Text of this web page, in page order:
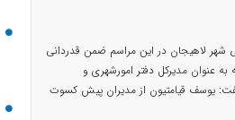
شهر لاهیجان در این مراسم ضمن قدردانی
عنوان مدیرکل دفتر امورشهری و
یوسف قیامتیون از مدیران پیش کسوت